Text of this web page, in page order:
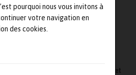
pourquoi nous vous invitons à
votre navigation en
des cookies.
inaugure un centre d’essais
étape pour Alstom dans les essais et